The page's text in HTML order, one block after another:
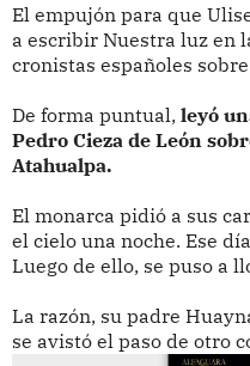
El empujón para que
a escribir Nuestra luz en
cronistas españoles
De forma puntual, leyó
Pedro Cieza de León
Atahualpa.
El monarca pidió a sus
el cielo una noche. Ese
Luego de ello, se puso a
La razón, su padre
se avistó el paso de otro